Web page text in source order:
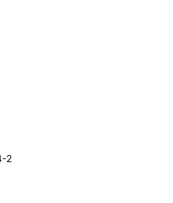
2